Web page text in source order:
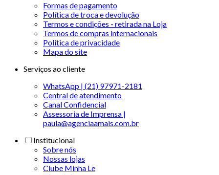
Formas de pagamento
Política de troca e devolução
Termos e condições - retirada na Loja
Termos de compras internacionais
Politica de privacidade
Mapa do site
Serviços ao cliente
WhatsApp | (21) 97971-2181
Central de atendimento
Canal Confidencial
Assessoria de Imprensa |
paula@agenciaamais.com.br
Institucional
Sobre nós
Nossas lojas
Clube Minha Le